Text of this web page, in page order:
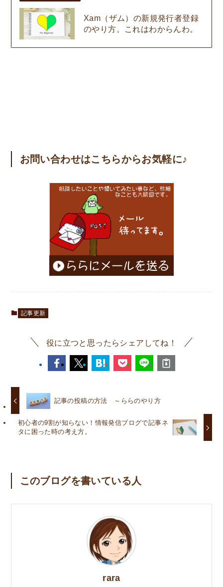
Xam（ザム）の新規発行者登録
のやり方。これはわからんわ。
お問い合わせはこちらからお気軽に♪
記事更新
役に立つと思ったらシェアしてね！
記事の投稿の方法 ～ららのやり方
初心者の9割が知らない！情報発信ブログで記事ネ
タに困った時の考え方。
このブログを書いている人
rara